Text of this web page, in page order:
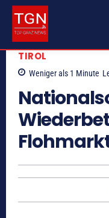
TIROL
Weniger als 1 Minute